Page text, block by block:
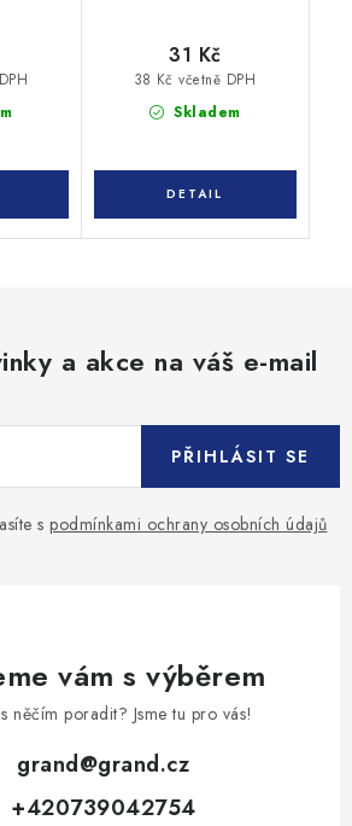
Skladem
38 Kč včetně DPH
31 Kč
a akce na váš e-mail
s podmínkami ochrany osobních údajů
PŘIHLÁSIT SE
vám s výběrem
něčím poradit? Jsme tu pro vás!
grand@grand.cz
+420739042754